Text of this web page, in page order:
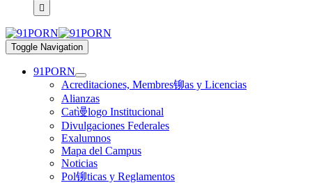
Toggle Navigation
91PORN
Acreditaciones, Membres铆as y Licencias
Alianzas
Cat谩logo Institucional
Divulgaciones Federales
Exalumnos
Mapa del Campus
Noticias
Pol铆ticas y Reglamentos